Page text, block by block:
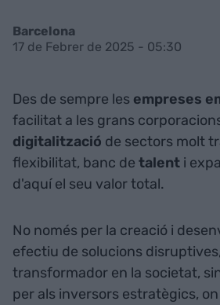
Barcelona
17 de Febrer de 2025 - 05:30
Des de sempre les empreses
facilitat a les grans
digitalització de sectors molt
flexibilitat, banc de talent i
d'aquí el seu valor total.
No només per la creació i
efectiu de solucions
transformador en la societat,
per als inversors estratègics,